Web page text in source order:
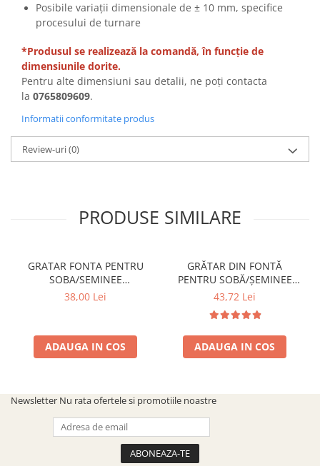
Posibile variații dimensionale de ± 10 mm, specifice
procesului de turnare
*Produsul se realizează la comandă, în funcție de
dimensiunile dorite.
Pentru alte dimensiuni sau detalii, ne poți contacta
la 0765809609.
Informatii conformitate produs
Review-uri(0)
PRODUSE SIMILARE
GRATAR FONTA PENTRU
SOBA/SEMINEE
DIMENSIUNE 250x170 mm
38,00 Lei
ADAUGA IN COS
GRĂTAR DIN FONTĂ
PENTRU SOBĂ/ȘEMINEE
DIMENSIUNE 300 mm x 200
43,72 Lei
ADAUGA IN COS
Newsletter Nu rata ofertele si promotiile noastre